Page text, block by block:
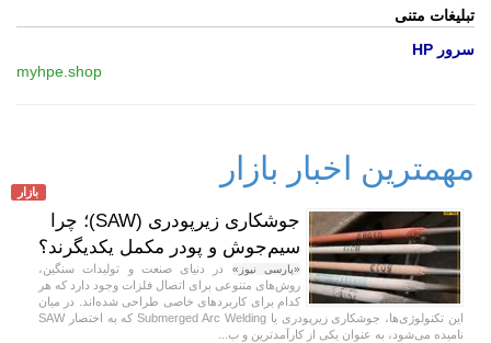
تبلیغات متنی
سرور HP
myhpe.shop
مهمترین اخبار بازار
بازار
جوشکاری زیرپودری (SAW)؛ چرا
سیم‌جوش و پودر مکمل یکدیگرند؟
«پارسی نیوز» در دنیای صنعت و تولیدات سنگین،
روش‌های متنوعی برای اتصال فلزات وجود دارد که هر
کدام برای کاربردهای خاصی طراحی شده‌اند. در میان
این تکنولوژی‌ها، جوشکاری زیرپودری یا Submerged Arc Welding که به اختصار SAW
نامیده می‌شود، به عنوان یکی از کارآمدترین و ب...